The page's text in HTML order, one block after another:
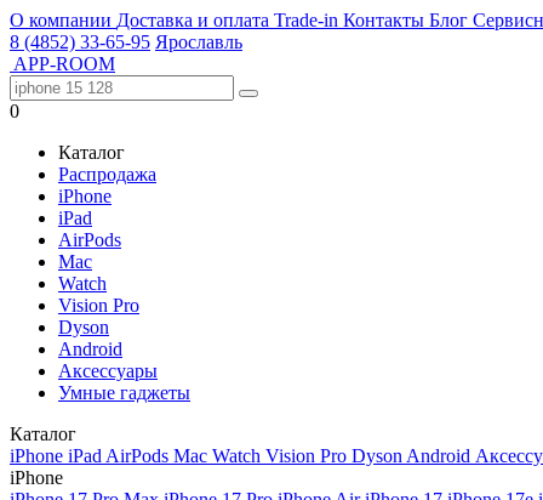
О компании Доставка и оплата Trade-in Контакты Блог
8 (4852) 33-65-95 Ярославль
APP-ROOM
0
Каталог
Распродажа
iPhone
iPad
AirPods
Mac
Watch
Vision Pro
Dyson
Android
Аксессуары
Умные гаджеты
Каталог
iPhone iPad AirPods Mac Watch Vision Pro Dyson Android
iPhone